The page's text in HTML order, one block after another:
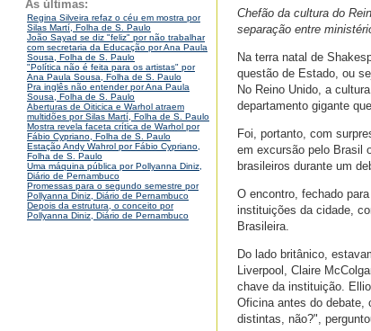
As últimas:
Regina Silveira refaz o céu em mostra por
Silas Martí, Folha de S. Paulo
João Sayad se diz "feliz" por não trabalhar
com secretaria da Educação por Ana Paula
Sousa, Folha de S. Paulo
"Política não é feita para os artistas" por
Ana Paula Sousa, Folha de S. Paulo
Pra inglês não entender por Ana Paula
Sousa, Folha de S. Paulo
Aberturas de Oiticica e Warhol atraem
multidões por Silas Martí, Folha de S. Paulo
Mostra revela faceta crítica de Warhol por
Fábio Cypriano, Folha de S. Paulo
Estação Andy Wahrol por Fábio Cypriano,
Folha de S. Paulo
Uma máquina pública por Pollyanna Diniz,
Diário de Pernambuco
Promessas para o segundo semestre por
Pollyanna Diniz, Diário de Pernambuco
Depois da estrutura, o conceito por
Pollyanna Diniz, Diário de Pernambuco
Chefão da cultura do
separação entre
Na terra natal de
questão de Estado, ou
No Reino Unido, a
departamento gigante
Foi, portanto, com
em excursão pelo Brasil
brasileiros durante um
O encontro, fechado
instituições da cidade,
Brasileira.
Do lado britânico,
Liverpool, Claire
chave da instituição.
Oficina antes do debate,
distintas, não?",